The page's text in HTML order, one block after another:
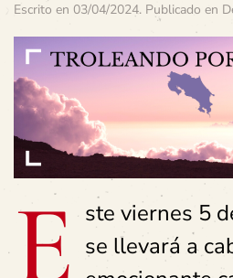
Escrito en 03/04/2024. Publicado en
E ste viernes 5
se llevará a